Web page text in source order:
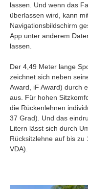
lassen. Und wenn das
überlassen wird, kann
Navigationsbildschirm
App unter anderem
lassen.
Der 4,49 Meter lange
zeichnet sich neben
Award, iF Award) durch
aus. Für hohen
die Rückenlehnen
37 Grad). Und das
Litern lässt sich durch
Rücksitzlehne auf bis zu
VDA).